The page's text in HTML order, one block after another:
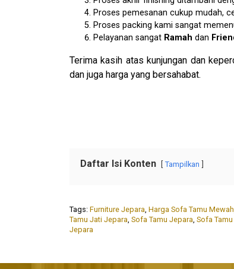
Proses pemesanan cukup mudah,
Proses packing kami sangat
Pelayanan sangat Ramah dan
Terima kasih atas kunjungan dan
dan juga harga yang bersahabat.
Daftar Isi Konten Tampilkan
Tags: Furniture Jepara Harga Sofa Tamu Mewah
Tamu Jati Jepara Sofa Tamu Jepara Sofa
Jepara